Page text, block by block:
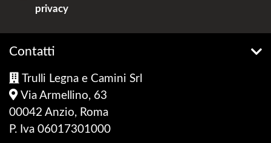
privacy
Contatti
Trulli Legna e Camini Srl
Via Armellino, 63
00042 Anzio, Roma
P. Iva 06017301000